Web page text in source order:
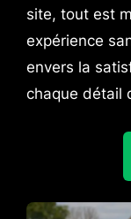
site, tout est
expérience
envers la
chaque détail